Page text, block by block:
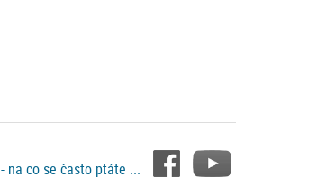
- na co se často ptáte ...